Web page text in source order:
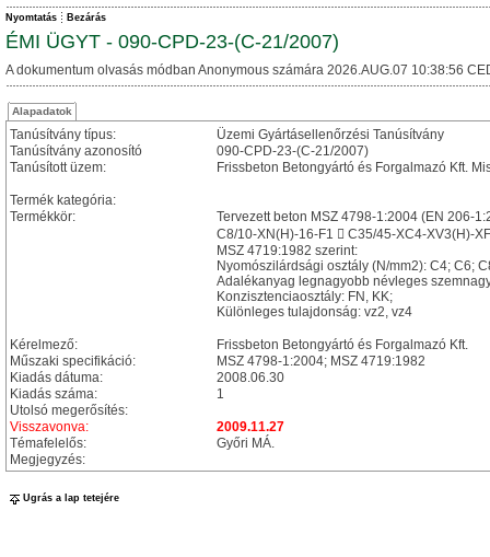
Nyomtatás Bezárás
ÉMI ÜGYT - 090-CPD-23-(C-21/2007)
A dokumentum olvasás módban Anonymous számára 2026.AUG.07 10:38:56
Alapadatok
Tanúsítvány típus:
Üzemi Gyártásellenőrzési Tanúsítvány
Tanúsítvány azonosító
090-CPD-23-(C-21/2007)
Tanúsított üzem:
Frissbeton Betongyártó és Forgalmazó Kft.
Termék kategória:
Termékkör:
Tervezett beton MSZ 4798-1:2004 (EN 206-
C8/10-XN(H)-16-F1  C35/45-XC4-XV3(H)-
MSZ 4719:1982 szerint:
Nyomószilárdsági osztály (N/mm2): C4; C6;
Adalékanyag legnagyobb névleges
Konzisztenciaosztály: FN, KK;
Különleges tulajdonság: vz2, vz4
Kérelmező:
Frissbeton Betongyártó és Forgalmazó Kft.
Műszaki specifikáció:
MSZ 4798-1:2004; MSZ 4719:1982
Kiadás dátuma:
2008.06.30
Kiadás száma:
1
Utolsó megerősítés:
Visszavonva:
2009.11.27
Témafelelős:
Győri MÁ.
Megjegyzés:
Ugrás a lap tetejére